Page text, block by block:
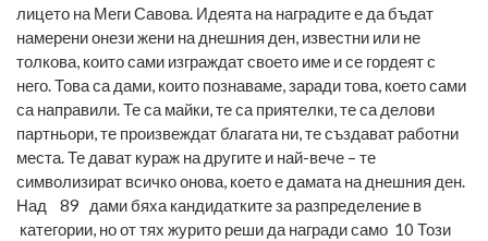
лицето на Меги Савова. Идеята на наградите е да бъдат
намерени онези жени на днешния ден, известни или не
толкова, които сами изграждат своето име и се гордеят с
него. Това са дами, които познаваме, заради това, което сами
са направили. Те са майки, те са приятелки, те са делови
партньори, те произвеждат благата ни, те създават работни
места. Те дават кураж на другите и най-вече – те
символизират всичко онова, което е дамата на днешния ден.
Над 89 дами бяха кандидатките за разпределение в
категории, но от тях журито реши да награди само 10 Този